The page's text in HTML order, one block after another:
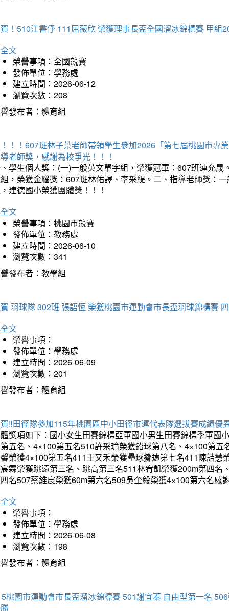
！510江書伃 111屈薇欣 榮獲理事長盃全國溜冰錦標賽 甲組
文
榮譽事項：全國競賽
發佈單位：學務處
建立時間：2026-06-12
瀏覽次數：208
發布者：體育組
！！607班林子葉老師帶領學生參加2026「第七屆桃園市專
老師獎，感謝為校爭光！！！
學生個人獎：(一)一般英文單字組，榮獲冠軍：607班連允
，榮獲金腦獎：607班林佑譯、李采緹。二、指導老師獎：
建德國小榮獲團體獎！！！
文
榮譽事項：桃園市競賽
發佈單位：教務處
建立時間：2026-06-10
瀏覽次數：341
發布者：教學組
羽球隊 302班 張語恆 榮獲桃園市運動會市長盃羽球錦標賽
文
榮譽事項：
發佈單位：學務處
建立時間：2026-06-09
瀏覽次數：201
發布者：體育組
‼️田徑隊參加115年桃園區中小田徑市運代表隊選拔賽成績優
獎項如下：國小女生田賽錦標亞軍國小男生田賽錦標季軍國
五名、4×100第五名510許采瑜榮獲鉛球第八名、4×100第
榮獲4×100第五名411王又禾榮獲壘球擲遠第七名411陳詰
霖榮獲跳遠第三名、跳高第三名511林宥凱榮獲200m第四
名507蔡維宸榮獲60m第六名509吳奎毅榮獲4×100第六名
文
榮譽事項：
發佈單位：學務處
建立時間：2026-06-08
瀏覽次數：198
發布者：體育組
桃園市運動會市長盃溜冰錦標賽 501謝宜蓁 自由型第一名